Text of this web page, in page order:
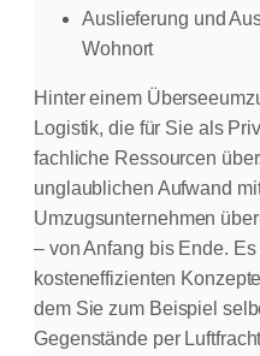
Auslieferung und
Wohnort
Hinter einem
Logistik, die für Sie als
fachliche Ressourcen
unglaublichen Aufwand
Umzugsunternehmen
– von Anfang bis Ende.
kosteneffizienten
dem Sie zum Beispiel
Gegenstände per